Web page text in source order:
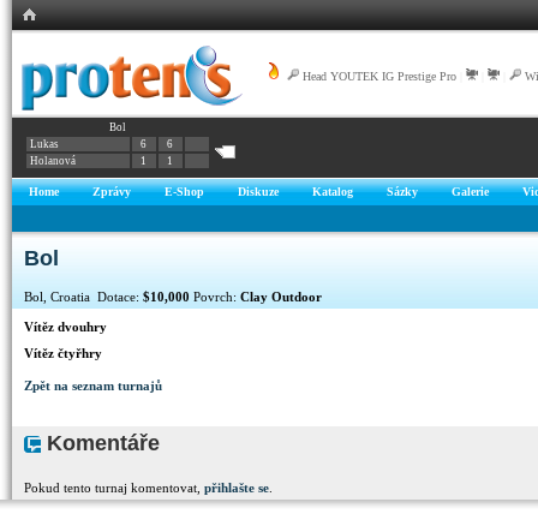
Head YOUTEK IG Prestige Pro
Bol
Lukas
6
6
Holanová
1 1
Home Zprávy E-Shop Diskuze Katalog Sázky Galerie
Bol
Bol, Croatia Dotace: $10,000 Povrch: Clay Outdoor
Vítěz dvouhry
Vítěz čtyřhry
Zpět na seznam turnajů
Komentáře
Pokud tento turnaj komentovat, přihlašte se